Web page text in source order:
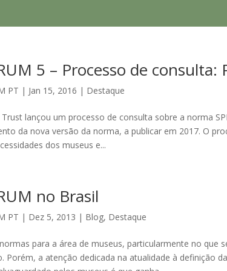
5 – Processo de consulta:
PT | Jan 15, 2016 | Destaque
lançou um processo de consulta sobre a norma
da nova versão da norma, a publicar em 2017. O
dos museus e...
no Brasil
PT | Dez 5, 2013 | Blog, Destaque
para a área de museus, particularmente no que
Porém, a atenção dedicada na atualidade à definição